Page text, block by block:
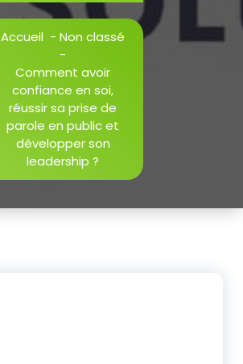
Accueil - Non classé
-
Comment avoir
confiance en soi,
réussir sa prise de
parole en public et
développer son
leadership ?